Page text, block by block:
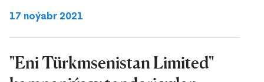
17 noýabr 2021
"Eni Türkmsenistan Limited"